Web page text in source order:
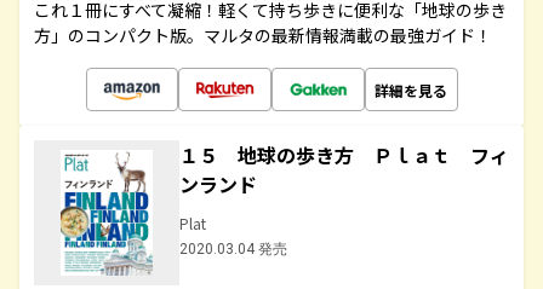
これ１冊にすべて凝縮！軽くて持ち歩きに便利な「地球の歩き
方」のコンパクト版。マルタの最新情報満載の最強ガイド！
詳細を見る
１５ 地球の歩き方 Ｐｌａｔ フィ
ンランド
Plat
2020.03.04 発売